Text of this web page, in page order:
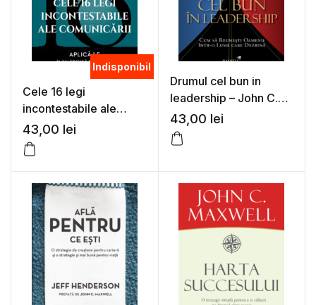
Indisponibil
Cele 16 legi
incontestabile ale
comunicarii – John C.
Maxwell
43,00 lei
Drumul cel bun in
leadership – John C.
Maxwell
43,00 lei